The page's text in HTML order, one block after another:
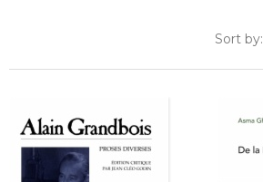
Sort by: